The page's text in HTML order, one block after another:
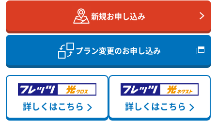
新規お申し込み
プラン変更のお申し込み
詳しくはこちら 詳しくはこちら